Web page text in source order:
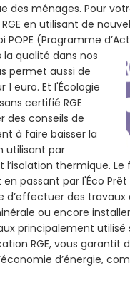
ménages. Pour
en utilisant de
(Programme
qualité dans nos
permet aussi de
euro. Et l'Écologie
certifié RGE
des conseils de
à faire baisser la
utilisant par
thermique.
passant par l'Éco Prêt
d’effectuer des
ou encore
principalement utilisé
RGE, vous garantit
d’énergie,